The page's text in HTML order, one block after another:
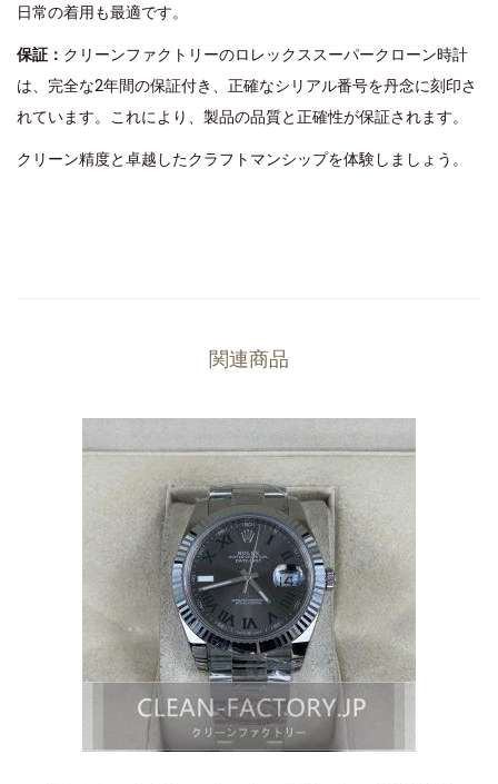
日常の着用も最適です。
保証： クリーンファクトリーのロレックススーパークローン時計
は、完全な2年間の保証付き、正確なシリアル番号を丹念に刻印さ
れています。これにより、製品の品質と正確性が保証されます。
クリーン精度と卓越したクラフトマンシップを体験しましょう。
関連商品